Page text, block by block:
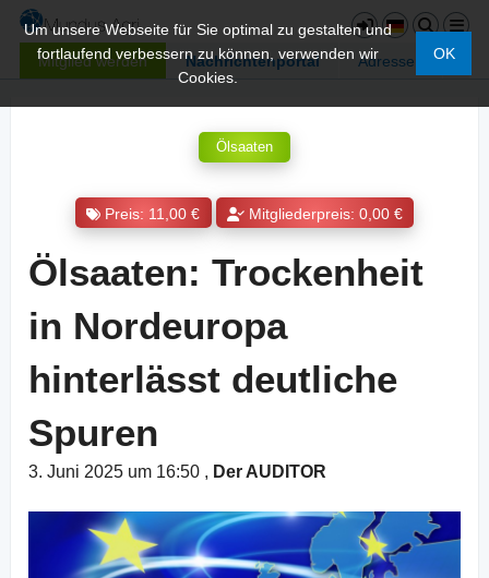
Mitglied werden Nachrichtenportal Adressen
Um unsere Webseite für Sie optimal zu gestalten und
fortlaufend verbessern zu können, verwenden wir
Cookies.
OK
Ölsaaten
Preis: 11,00 € Mitgliederpreis: 0,00 €
Ölsaaten: Trockenheit
in Nordeuropa
hinterlässt deutliche
Spuren
3. Juni 2025 um 16:50 , Der AUDITOR